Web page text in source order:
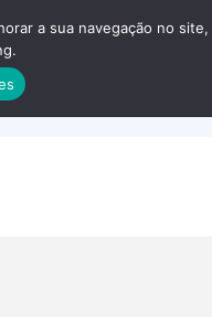
a sua navegação no